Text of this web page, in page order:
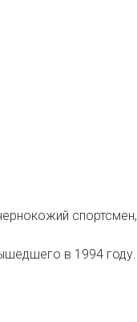
спортсмен,
в 1994 году.